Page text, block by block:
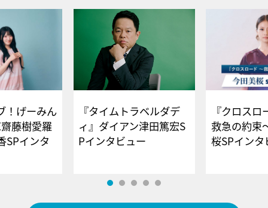
！げーみん
藤樹愛羅
SPインタ
『タイムトラベルダデ
ィ』ダイアン津田篤宏S
Pインタビュー
『クロス
救急の約束
桜SPイ